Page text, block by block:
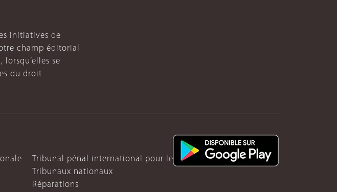
initiatives de
champ éditorial
se
du droit
Tribunal pénal international pour le Rwanda
Tribunaux nationaux
Réparations